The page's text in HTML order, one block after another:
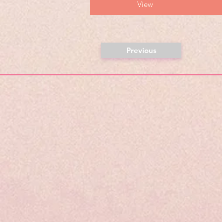
View
Previous